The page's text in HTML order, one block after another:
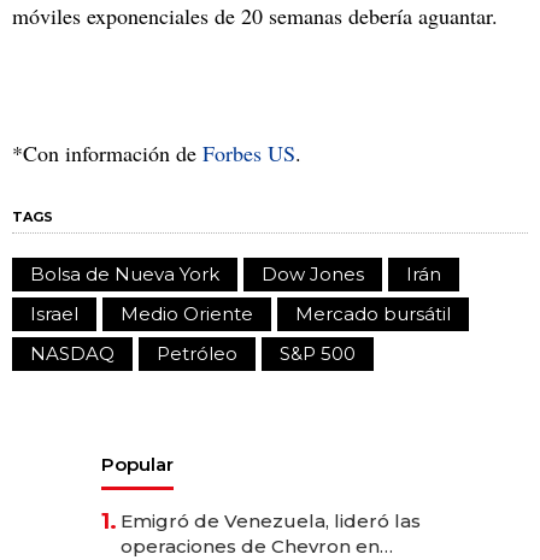
móviles exponenciales de 20 semanas debería aguantar.
*Con información de Forbes US.
TAGS
Bolsa de Nueva York Dow Jones
Irán
Israel
Medio Oriente
Mercado bursátil
NASDAQ
Petróleo S&P 500
Popular
1. Emigró de Venezuela, lideró las
operaciones de Chevron en